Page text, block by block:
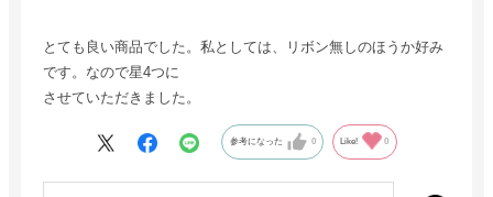
とても良い商品でした。私としては、リボン無しのほうか好み
です。なので星4つに
させていただきました。
参考になった 0 Like! 0